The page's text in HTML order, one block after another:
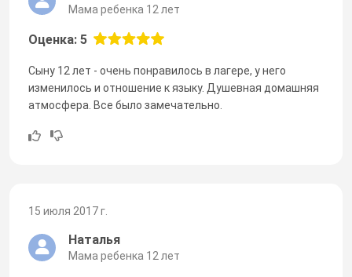
Мама ребенка 12 лет
Оценка: 5
Сыну 12 лет - очень понравилось в лагере, у него
изменилось и отношение к языку. Душевная домашняя
атмосфера. Все было замечательно.
15 июля 2017 г.
Наталья
Мама ребенка 12 лет